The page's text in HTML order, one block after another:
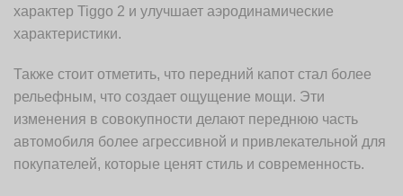
характер Tiggo 2 и улучшает аэродинамические
характеристики.
Также стоит отметить, что передний капот стал более
рельефным, что создает ощущение мощи. Эти
изменения в совокупности делают переднюю часть
автомобиля более агрессивной и привлекательной для
покупателей, которые ценят стиль и современность.